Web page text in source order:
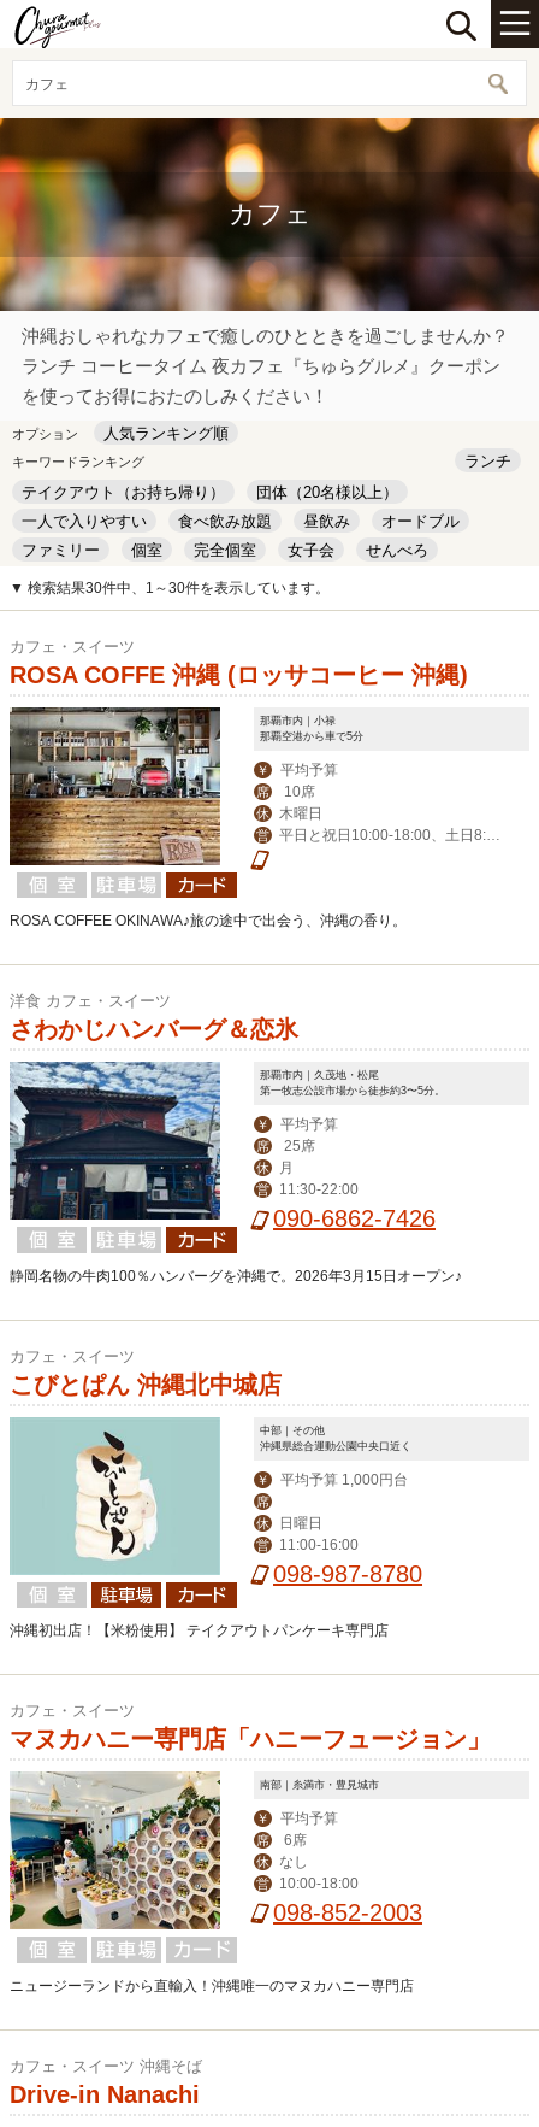
カフェ
カフェ
沖縄おしゃれなカフェで癒しのひとときを過ごしませんか？
ランチ コーヒータイム 夜カフェ『ちゅらグルメ』クーポン
を使ってお得におたのしみください！
オプション 人気ランキング順
キーワードランキング
ランチ
テイクアウト（お持ち帰り）
団体（20名様以上）
一人で入りやすい
食べ飲み放題 昼飲み
オードブル
ファミリー
個室 完全個室 女子会
せんべろ
キッズルーム
安い デート
▼ 検索結果30件中、1～30件を表示しています。
カフェ・スイーツ
ROSA COFFE 沖縄 (ロッサコーヒー 沖縄)
那覇市内｜小禄
那覇空港から車で5分
￥ 平均予算
席 10席
休 木曜日
営
平日と祝日10:00-18:00、土日8:3
0-18:00
ROSA COFFEE OKINAWA♪旅の途中で出会う、沖縄の香り。
洋食 カフェ・スイーツ
さわかじハンバーグ＆恋氷
那覇市内｜久茂地・松尾
第一牧志公設市場から徒歩約3〜5分。
￥ 平均予算
席 25席
休 月
営 11:30-22:00
090-6862-7426
静岡名物の牛肉100％ハンバーグを沖縄で。2026年3月15日オープン♪
カフェ・スイーツ
こびとぱん 沖縄北中城店
中部｜その他
沖縄県総合運動公園中央口近く
￥ 平均予算 1,000円台
席
休
日曜日
営 11:00-16:00
098-987-8780
沖縄初出店！【米粉使用】 テイクアウトパンケーキ専門店
カフェ・スイーツ
マヌカハニー専門店「ハニーフュージョン」
南部｜糸満市・豊見城市
￥ 平均予算
席 6席
休 なし
営 10:00-18:00
098-852-2003
ニュージーランドから直輸入！沖縄唯一のマヌカハニー専門店
カフェ・スイーツ 沖縄そば
Drive-in Nanachi